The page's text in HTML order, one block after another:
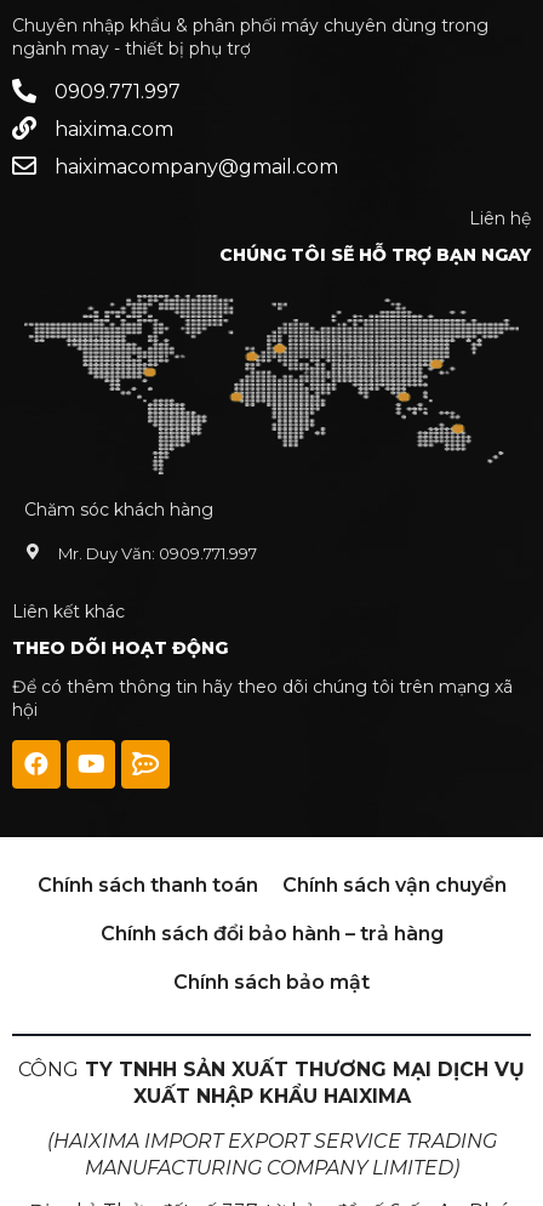
Chuyên nhập khẩu & phân phối máy chuyên dùng trong
ngành may - thiết bị phụ trợ
0909.771.997
haixima.com
haiximacompany@gmail.com
Liên hệ
CHÚNG TÔI SẼ HỖ TRỢ BẠN NGAY
Chăm sóc khách hàng
Mr. Duy Văn: 0909.771.997
Liên kết khác
THEO DÕI HOẠT ĐỘNG
Để có thêm thông tin hãy theo dõi chúng tôi trên mạng xã
hội
Chính sách thanh toán Chính sách vận chuyển
Chính sách đổi bảo hành – trả hàng
Chính sách bảo mật
CÔNG TY TNHH SẢN XUẤT THƯƠNG MẠI DỊCH VỤ
XUẤT NHẬP KHẨU HAIXIMA
(HAIXIMA IMPORT EXPORT SERVICE TRADING
MANUFACTURING COMPANY LIMITED)